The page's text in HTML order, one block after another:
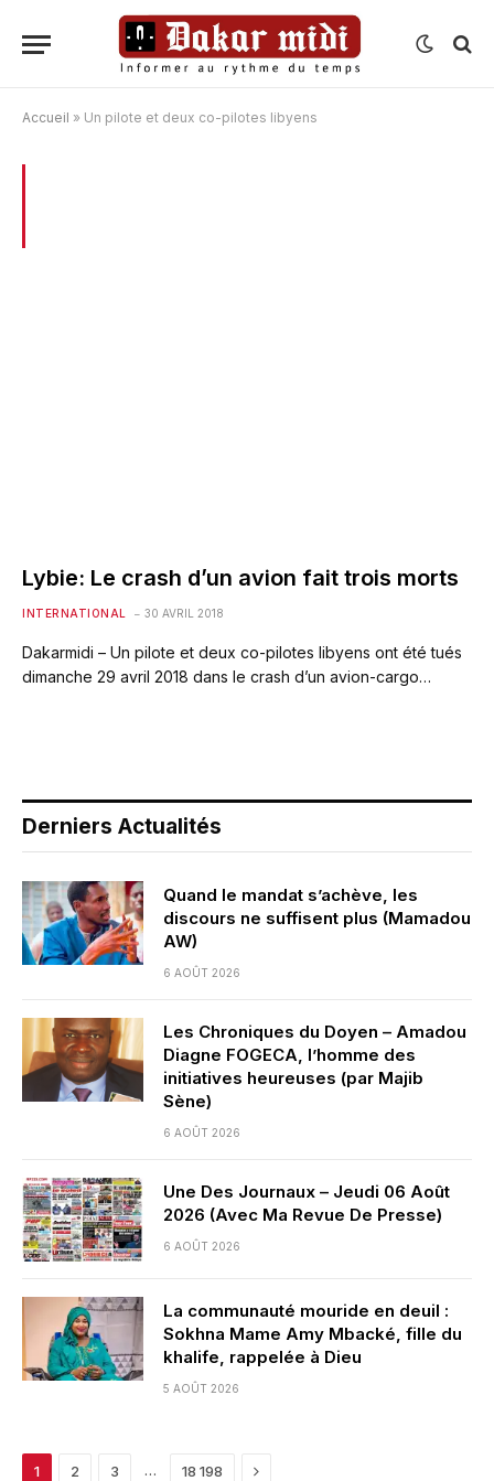
Accueil » Un pilote et deux co-pilotes libyens
Lybie: Le crash d’un avion fait trois morts
INTERNATIONAL 30 AVRIL 2018
Dakarmidi – Un pilote et deux co-pilotes libyens ont été tués
dimanche 29 avril 2018 dans le crash d’un avion-cargo…
Derniers Actualités
Quand le mandat s’achève, les
discours ne suffisent plus (Mamadou
AW)
6 AOÛT 2026
Les Chroniques du Doyen – Amadou
Diagne FOGECA, l’homme des
initiatives heureuses (par Majib
Sène)
6 AOÛT 2026
Une Des Journaux – Jeudi 06 Août
2026 (Avec Ma Revue De Presse)
6 AOÛT 2026
La communauté mouride en deuil :
Sokhna Mame Amy Mbacké, fille du
khalife, rappelée à Dieu
5 AOÛT 2026
1 2 3 … 18 198 Next